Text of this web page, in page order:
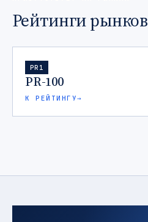
Рейтинги рынков
PR1
PR-100
К РЕЙТИНГУ→